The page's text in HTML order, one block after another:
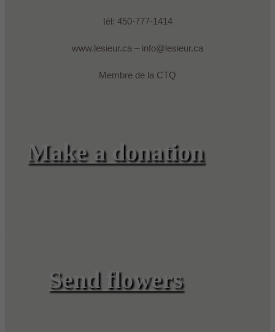
tél: 450-777-1414
www.lesieur.ca – info@lesieur.ca
Membre de la CTQ
Make a donation
Send flowers